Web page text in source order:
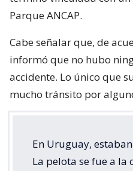
Parque ANCAP.
Cabe señalar que, de
informó que no hubo
accidente. Lo único que
mucho tránsito por
En Uruguay,
La pelota se fue a la